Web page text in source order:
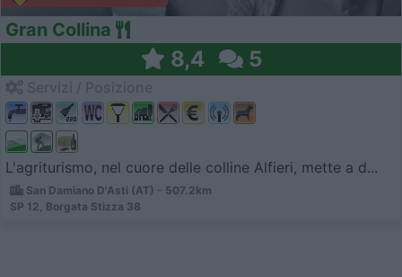
Gran Collina
8,4 5
L'agriturismo, nel cuore delle colline Alfieri, mette a d...
San Damiano D'Asti (AT) - 507.2km
SP 12, Borgata Stizza 38